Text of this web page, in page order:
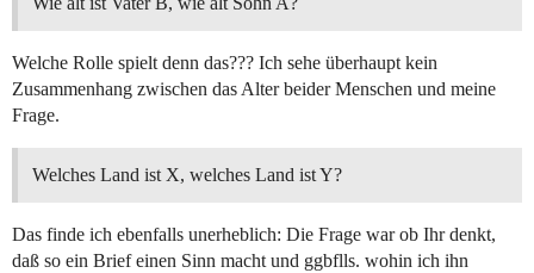
Welche Rolle spielt denn das??? Ich sehe überhaupt kein
Zusammenhang zwischen das Alter beider Menschen und meine
Frage.
Welches Land ist X, welches Land ist Y?
Das finde ich ebenfalls unerheblich: Die Frage war ob Ihr denkt,
daß so ein Brief einen Sinn macht und ggbflls. wohin ich ihn